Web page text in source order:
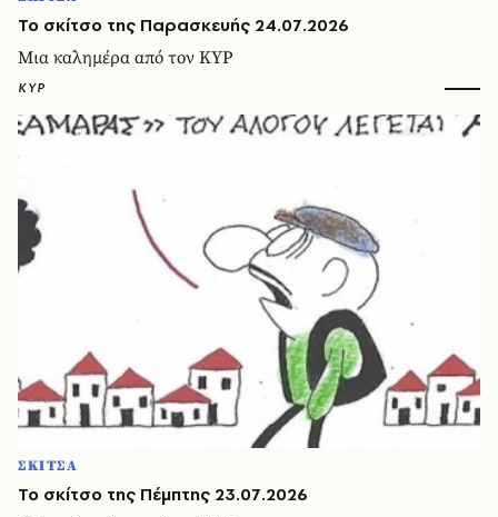
Το σκίτσο της Παρασκευής 24.07.2026
Μια καλημέρα από τον ΚΥΡ
ΚΥΡ
ΣΚΙΤΣΑ
Το σκίτσο της Πέμπτης 23.07.2026